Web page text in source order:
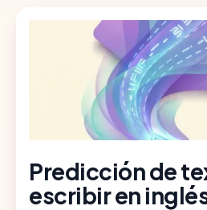
Predicción de
escribir en